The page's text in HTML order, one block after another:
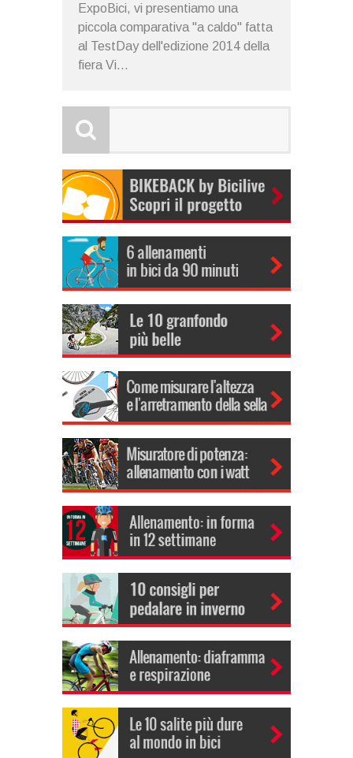
ExpoBici, vi presentiamo una
piccola comparativa "a caldo" fatta
al TestDay dell'edizione 2014 della
fiera Vi...